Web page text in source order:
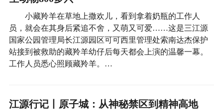
小藏羚羊在草地上撒欢儿，看到拿着奶瓶的工作人
员，就会在其身后紧追不舍，又萌又可爱……这是三江源
国家公园管理局长江源园区可可西里管理处索南达杰保护
站接到被救助的藏羚羊幼仔后每天都会上演的温馨一幕。
工作人员悉心照顾藏羚羊。…
江源行记丨原子城：从神秘禁区到精神高地